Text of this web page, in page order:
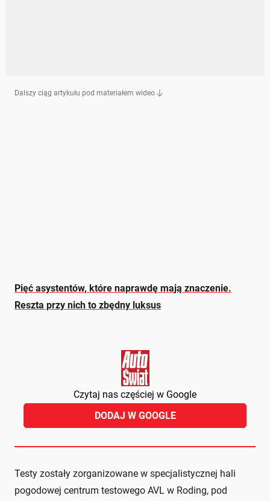
Dalszy ciąg artykułu pod materiałem wideo
Pięć asystentów, które naprawdę mają znaczenie.
Reszta przy nich to zbędny luksus
Czytaj nas częściej w Google
DODAJ W GOOGLE
Testy zostały zorganizowane w specjalistycznej hali
pogodowej centrum testowego AVL w Roding, pod